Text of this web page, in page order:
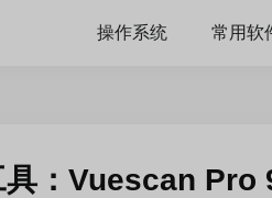
操作系统 常用软
：Vuescan Pro